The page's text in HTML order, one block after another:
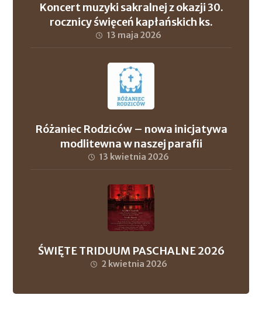
Koncert muzyki sakralnej z okazji 30.
rocznicy święceń kapłańskich ks.
proboszcza Andrzeja Szuleja oraz ks. dr.
13 maja 2026
Różaniec Rodziców – nowa inicjatywa
modlitewna w naszej parafii
13 kwietnia 2026
ŚWIĘTE TRIDUUM PASCHALNE 2026
2 kwietnia 2026